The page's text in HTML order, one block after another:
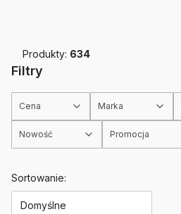
Produkty: 634
Filtry
Cena Marka
Nowość Promocja
Lista produktów
Sortowanie:
Domyślne